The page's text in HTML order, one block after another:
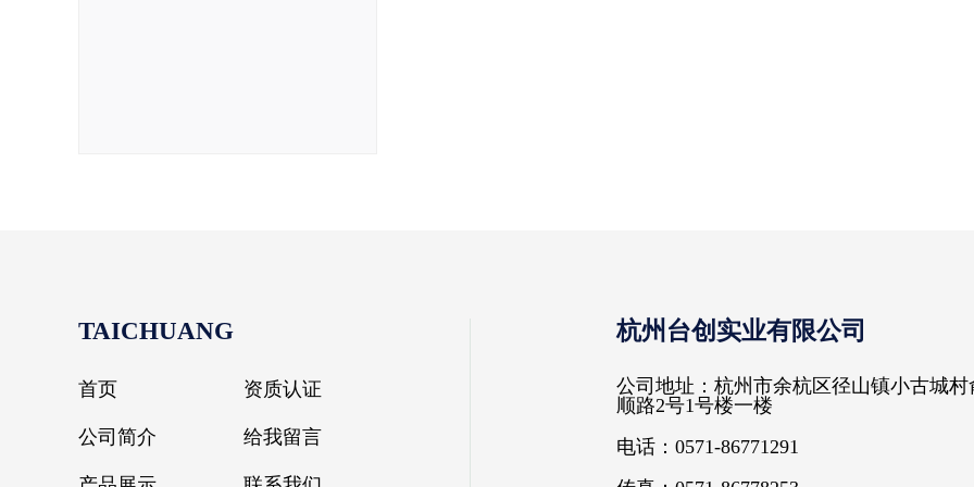
TAICHUANG
首页
公司简介
资质认证
给我留言
杭州台创实业有限公司
公司地址：杭州市余杭区径山镇小古城村
顺路2号1号楼一楼
电话：0571-86771291